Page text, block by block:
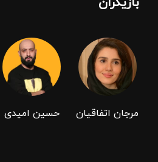
مرجان اتفاقیان حسین امیدی